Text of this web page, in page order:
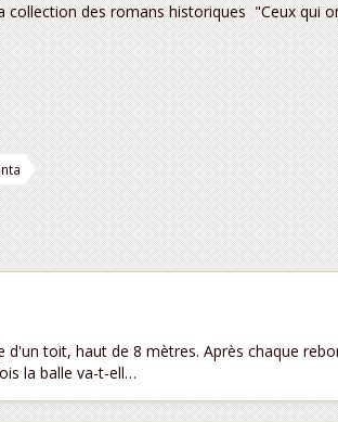
collection des romans historiques "Ceux qui
toit, haut de 8 mètres. Après chaque
la balle va-t-ell…